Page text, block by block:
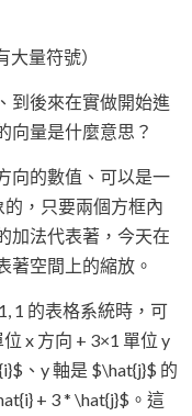
大量符號）
到後來在實做開始進
向量是什麼意思？
向的數值、可以是一
，只要兩個方框內
加法代表著，今天在
著空間上的縮放。
1 的表格系統時，可
x 方向 + 3×1 單位 y
、y 軸是 $\hat{j}$ 的
+ 3 * \hat{j}$。這